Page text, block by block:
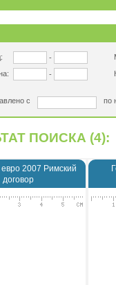
-
-
с по
ПОИСКА (4):
евро 2007 Римский
договор